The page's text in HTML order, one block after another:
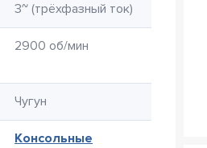
3~ (трёхфазный ток)
2900 об/мин
Чугун
Консольные